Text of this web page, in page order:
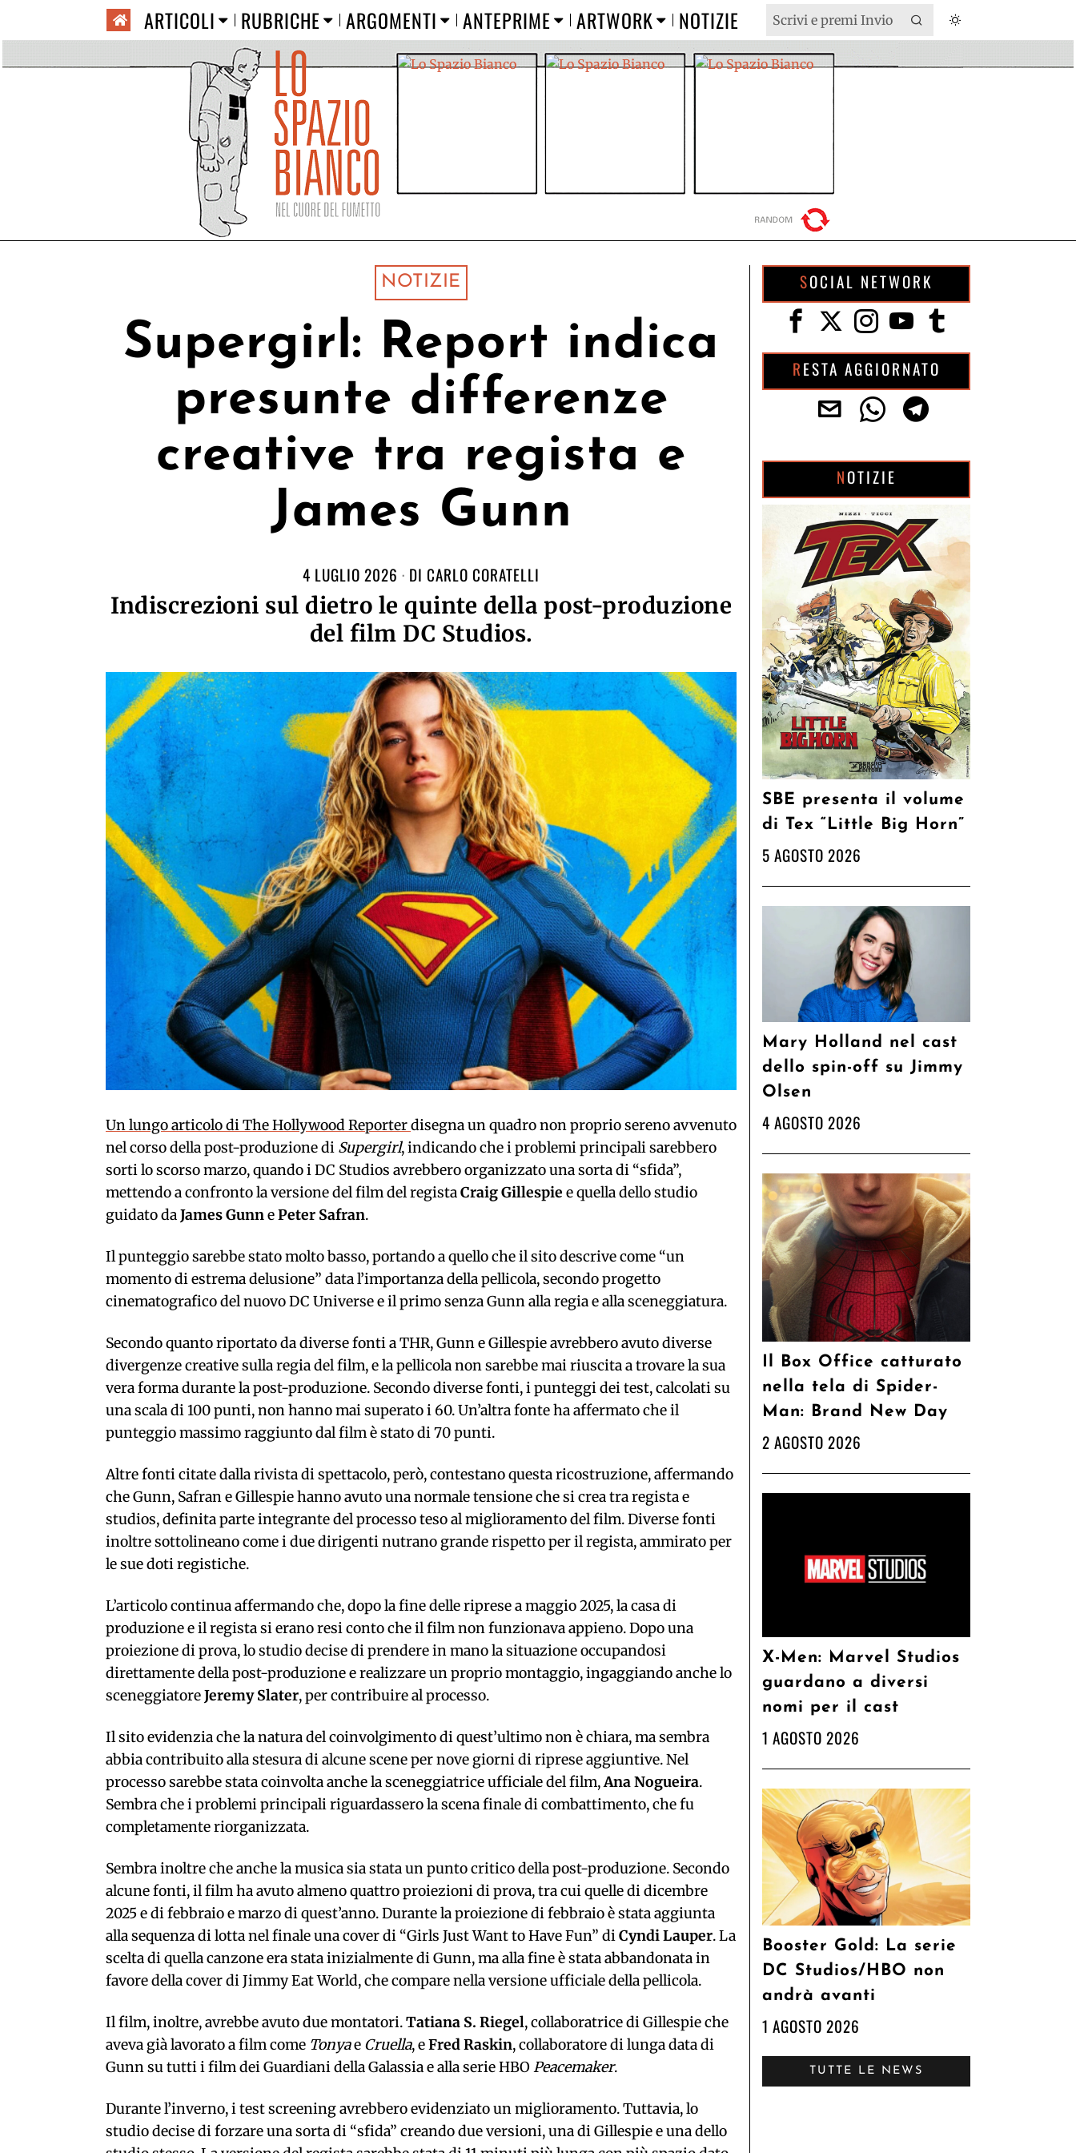
ARTICOLI RUBRICHE ARGOMENTI ANTEPRIME ARTWORK NOTIZIE
NOTIZIE
Supergirl: Report indica
presunte differenze
creative tra regista e
James Gunn
4 LUGLIO 2026 DI CARLO CORATELLI
Indiscrezioni sul dietro le quinte della post-produzione
del film DC Studios.
Un lungo articolo di The Hollywood Reporterdisegna un quadro non proprio sereno avvenuto
nel corso della post-produzione di Supergirl, indicando che i problemi principali sarebbero
sorti lo scorso marzo, quando i DC Studios avrebbero organizzato una sorta di “sfida”,
mettendo a confronto la versione del film del registaCraig Gillespie e quella dello studio
guidato daJames GunnePeter Safran.
Il punteggio sarebbe stato molto basso, portando a quello che il sito descrive come “un
momento di estrema delusione” data l’importanza della pellicola, secondo progetto
cinematografico del nuovo DC Universe e il primo senza Gunn alla regia e alla sceneggiatura.
Secondo quanto riportato da diverse fonti a THR, Gunn e Gillespie avrebbero avuto diverse
divergenze creative sulla regia del film, e la pellicola non sarebbe mai riuscita a trovare la sua
vera forma durante la post-produzione. Secondo diverse fonti, i punteggi dei test, calcolati su
una scala di 100 punti, non hanno mai superato i 60. Un’altra fonte ha affermato che il
punteggio massimo raggiunto dal film è stato di 70 punti.
Altre fonti citate dalla rivista di spettacolo, però, contestano questa ricostruzione, affermando
che Gunn, Safran e Gillespie hanno avuto una normale tensione che si crea tra regista e
studios, definita parte integrante del processo teso al miglioramento del film. Diverse fonti
inoltre sottolineano come i due dirigenti nutrano grande rispetto per il regista, ammirato per
le sue doti registiche.
L’articolo continua affermando che, dopo la fine delle riprese a maggio 2025, la casa di
produzione e il regista si erano resi conto che il film non funzionava appieno. Dopo una
proiezione di prova, lo studio decise di prendere in mano la situazione occupandosi
direttamente della post-produzione e realizzare un proprio montaggio, ingaggiando anche lo
sceneggiatoreJeremy Slater, per contribuire al processo.
Il sito evidenzia che la natura del coinvolgimento di quest’ultimo non è chiara, ma sembra
abbia contribuito alla stesura di alcune scene per nove giorni di riprese aggiuntive. Nel
processo sarebbe stata coinvolta anche la sceneggiatrice ufficiale del film,Ana Nogueira.
Sembra che i problemi principali riguardassero la scena finale di combattimento, che fu
completamente riorganizzata.
Sembra inoltre che anche la musica sia stata un punto critico della post-produzione. Secondo
alcune fonti, il film ha avuto almeno quattro proiezioni di prova, tra cui quelle di dicembre
2025 e di febbraio e marzo di quest’anno. Durante la proiezione di febbraio è stata aggiunta
alla sequenza di lotta nel finale una cover di “Girls Just Want to Have Fun” diCyndi Lauper. La
scelta di quella canzone era stata inizialmente di Gunn, ma alla fine è stata abbandonata in
favore della cover di Jimmy Eat World, che compare nella versione ufficiale della pellicola.
Il film, inoltre, avrebbe avuto due montatori.Tatiana S. Riegel, collaboratrice di Gillespie che
aveva già lavorato a film come Tonyae Cruella, eFred Raskin, collaboratore di lunga data di
Gunn su tutti i film dei Guardiani della Galassia e alla serie HBO Peacemaker.
Durante l’inverno, i test screening avrebbero evidenziato un miglioramento. Tuttavia, lo
studio decise di forzare una sorta di “sfida” creando due versioni, una di Gillespie e una dello
SOCIAL NETWORK
RESTA AGGIORNATO
NOTIZIE
SBE presenta il volume
di Tex “Little Big Horn”
5 AGOSTO 2026
Mary Holland nel cast
dello spin-off su Jimmy
Olsen
4 AGOSTO 2026
Il Box Office catturato
nella tela di Spider-
Man: Brand New Day
2 AGOSTO 2026
X-Men: Marvel Studios
guardano a diversi
nomi per il cast
1 AGOSTO 2026
Booster Gold: La serie
DC Studios/HBO non
andrà avanti
1 AGOSTO 2026
TUTTE LE NEWS